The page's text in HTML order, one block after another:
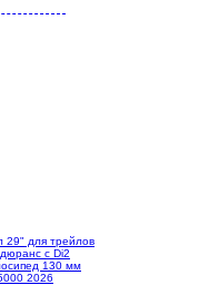
29" для трейлов
с Di2
130 мм
2026